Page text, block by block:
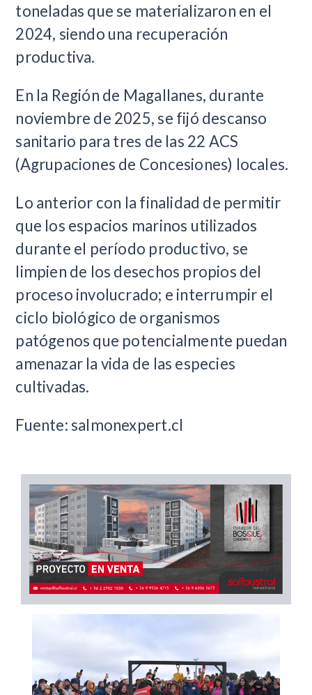
toneladas que se materializaron en el
2024, siendo una recuperación
productiva.
En la Región de Magallanes, durante
noviembre de 2025, se fijó descanso
sanitario para tres de las 22 ACS
(Agrupaciones de Concesiones) locales.
Lo anterior con la finalidad de permitir
que los espacios marinos utilizados
durante el período productivo, se
limpien de los desechos propios del
proceso involucrado; e interrumpir el
ciclo biológico de organismos
patógenos que potencialmente puedan
amenazar la vida de las especies
cultivadas.
Fuente: salmonexpert.cl